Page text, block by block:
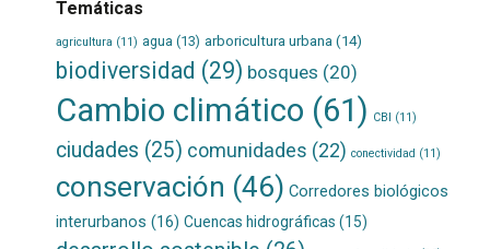
Temáticas
agricultura (11) agua (13) arboricultura urbana (14)
biodiversidad (29) bosques (20)
Cambio climático (61) CBI (11)
ciudades (25) comunidades (22) conectividad (11)
conservación (46) Corredores biológicos
interurbanos (16) Cuencas hidrográficas (15)